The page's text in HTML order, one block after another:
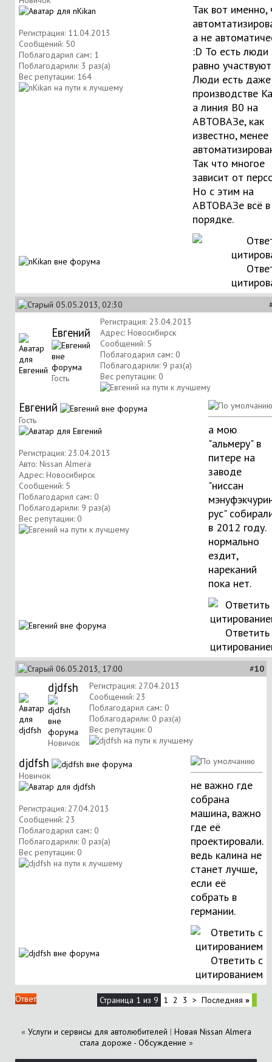
Регистрация: 11.04.2013
Сообщений: 50
Поблагодарил сам:: 1
Поблагодарили: 3 раз(а)
Вес репутации: 164
Так вот именно,
а не
:D То есть люди
равно участвуют.
Люди есть
производстве
а линия B0 на
АВТОВАЗе, как
известно, менее
Так что многое
зависит от
Но с этим на
АВТОВАЗе всё в
порядке.
05.05.2013, 02:30
Eвгeний
Гость
Регистрация: 23.04.2013
Адрес: Новосибирск
Сообщений: 5
Поблагодарил сам:: 0
Поблагодарили: 9 раз(а)
Вес репутации: 0
Eвгeний
Гость
Регистрация: 23.04.2013
Авто: Nissan Almera
Адрес: Новосибирск
Сообщений: 5
Поблагодарил сам:: 0
Поблагодарили: 9 раз(а)
Вес репутации: 0
а мою
"альмеру" в
питере на
заводе
"ниссан
рус"
в 2012 году.
нормально
ездит,
нареканий
пока нет.
Ответить
06.05.2013, 17:00 #10
djdfsh
Новичок
Регистрация: 27.04.2013
Сообщений: 23
Поблагодарил сам:: 0
Поблагодарили: 0 раз(а)
Вес репутации: 0
djdfsh
Новичок
Регистрация: 27.04.2013
Сообщений: 23
Поблагодарил сам:: 0
Поблагодарили: 0 раз(а)
Вес репутации: 0
не важно где
собрана
машина, важно
где её
проектировали.
ведь калина не
станет лучше,
если её
собрать в
германии.
Ответить с
цитированием
Ответ Страница 1 из 9 1 2 3 > Последняя »
« Услуги и сервисы для автолюбителей | Новая Nissan Almera
стала дороже - Обсуждение »